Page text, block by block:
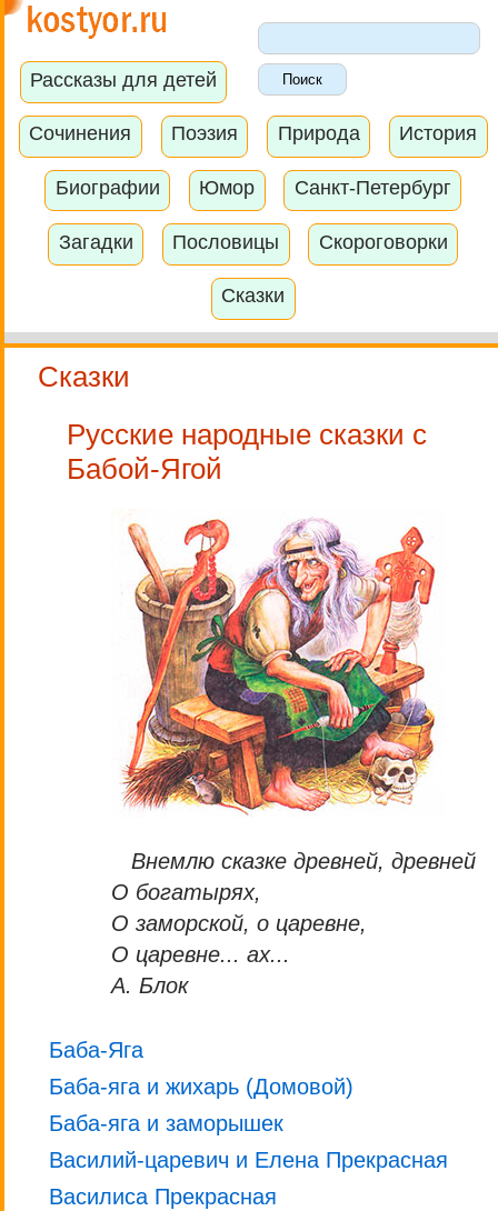
Рассказы для детей
Сочинения Поэзия Природа История
Биографии Юмор Санкт-Петербург
Загадки Пословицы Скороговорки
Сказки
Сказки
Русские народные сказки с
Бабой-Ягой
Внемлю сказке древней, древней
О богатырях,
О заморской, о царевне,
О царевне... ах...
А. Блок
Баба-Яга
Баба-яга и жихарь (Домовой)
Баба-яга и заморышек
Василий-царевич и Елена Прекрасная
Василиса Прекрасная